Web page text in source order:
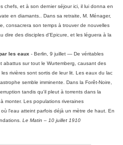
chefs, et à son dernier séjour ici, il lui donna en
en diamants.. Dans sa retraite, M. Ménager,
consacrera son temps à trouver de nouvelles
dire des disciples d'Epicure, et les léguera à la
les eaux - Berlin, 9 juillet — De véritables
abattus sur tout le Wurtemberg, causant des
rivières sont sortis de leur lit. Les eaux du lac
semble imminente. Dans la Forêt-Noire,
tandis qu'il pleut à torrents dans la
monter. Les populations riveraines
l'eau atteint parfois déjà un mètre de haut. En
Le Matin – 10 juillet 1910